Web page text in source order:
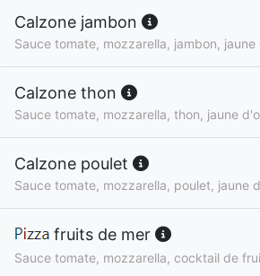
Calzone jambon
Sauce tomate, mozzarella, jambon, jaune
Calzone thon
Sauce tomate, mozzarella, thon, jaune
Calzone poulet
Sauce tomate, mozzarella, poulet, jaune
fruits de mer
Sauce tomate, mozzarella, cocktail de